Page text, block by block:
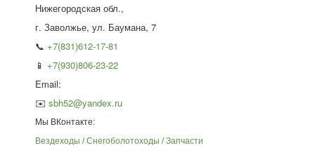
Нижегородская обл.,
г. Заволжье, ул. Баумана, 7
📞 +7(831)612-17-81
📱 +7(930)806-23-22
Email:
✉️ sbh52@yandex.ru
Мы ВКонтакте:
Вездеходы / Снегоболотоходы / Запчасти